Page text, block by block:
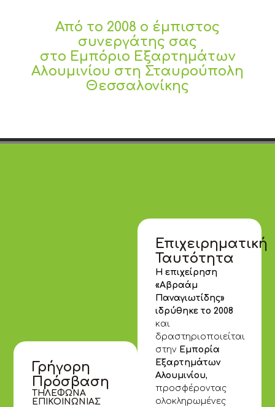
Από το 2008 ο έμπιστος
συνεργάτης σας
στο Εμπόριο Εξαρτημάτων
Αλουμινίου στη Σταυρούπολη
Θεσσαλονίκης
Επιχειρηματική
Ταυτότητα
Η επιχείρηση
«Αβραάμ
Παναγιωτίδης»
ιδρύθηκε το 2008
και
δραστηριοποιείται
στην Εμπορία
Εξαρτημάτων
Αλουμινίου,
προσφέροντας
ολοκληρωμένες
Γρήγορη
Πρόσβαση
ΤΗΛΕΦΩΝΑ
ΕΠΙΚΟΙΝΩΝΙΑΣ